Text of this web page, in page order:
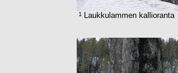
1 Laukkulammen kallioranta